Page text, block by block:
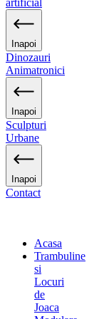
artificial
Inapoi
Dinozauri
Animatronici
Inapoi
Sculpturi
Urbane
Inapoi
Contact
Acasa
Trambuline
si
Locuri
de
Joaca